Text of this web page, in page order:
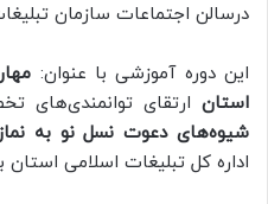
درسالن اجتماعات سازمان
این دوره آموزشی با عنوان:
استان ارتقای توانمندی‌های
شیوه‌های دعوت نسل نو به
اداره کل تبلیغات اسلامی استان